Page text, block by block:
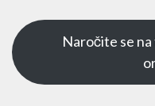
Naročite se